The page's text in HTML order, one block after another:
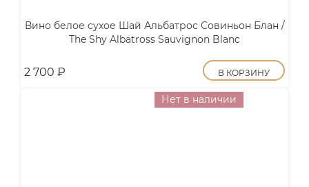
Вино белое сухое Шай Альбатрос Совиньон Блан /
The Shy Albatross Sauvignon Blanc
2 700 ₽ В КОРЗИНУ
Нет в наличии